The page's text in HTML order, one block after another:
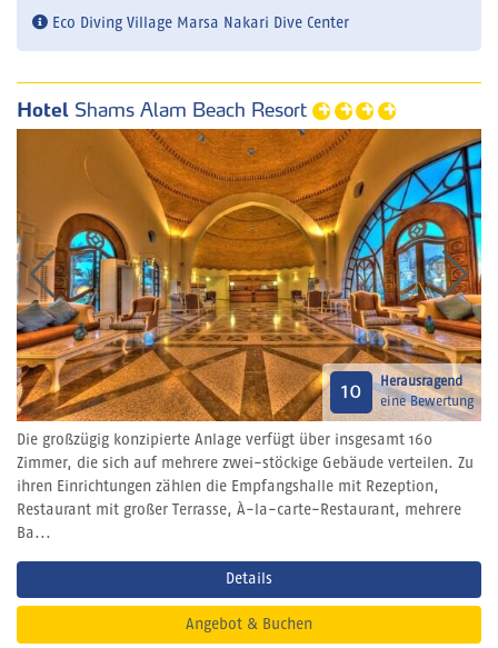
Eco Diving Village Marsa Nakari Dive Center
Hotel Shams Alam Beach Resort
10
Herausragend
eine Bewertung
Die großzügig konzipierte Anlage verfügt über insgesamt 160
Zimmer, die sich auf mehrere zwei-stöckige Gebäude verteilen. Zu
ihren Einrichtungen zählen die Empfangshalle mit Rezeption,
Restaurant mit großer Terrasse, À-la-carte-Restaurant, mehrere
Ba...
Details
Angebot & Buchen